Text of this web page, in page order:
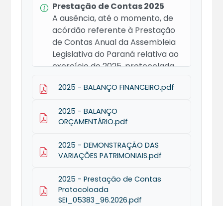
Prestação de Contas 2025
A ausência, até o momento, de
acórdão referente à Prestação
de Contas Anual da Assembleia
Legislativa do Paraná relativa ao
exercício de 2025, protocolada
223872/2026, decorre do fato de
fase de análise técnica no
âmbito do Tribunal de Contas do
indispensável e prévia à
apreciação pelo Plenário.
2025 - BALANÇO FINANCEIRO.pdf
2025 - BALANÇO
ORÇAMENTÁRIO.pdf
2025 - DEMONSTRAÇÃO DAS
VARIAÇÕES PATRIMONIAIS.pdf
2025 - Prestação de Contas
Protocoloada
SEI_05383_96.2026.pdf